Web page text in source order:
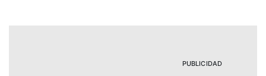
PUBLICIDAD